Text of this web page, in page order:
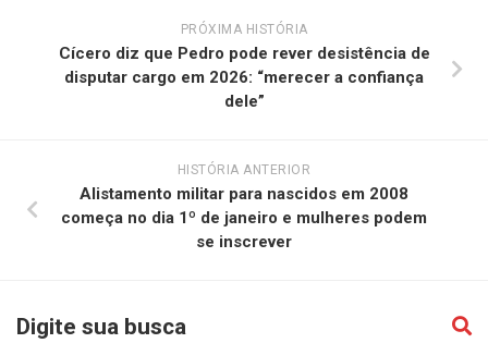
PRÓXIMA HISTÓRIA
Cícero diz que Pedro pode rever desistência de
disputar cargo em 2026: “merecer a confiança
dele”
HISTÓRIA ANTERIOR
Alistamento militar para nascidos em 2008
começa no dia 1º de janeiro e mulheres podem
se inscrever
Digite sua busca